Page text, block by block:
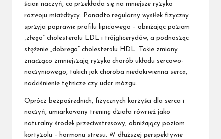
ścian naczyń, co przekłada się na mniejsze ryzyko
rozwoju miażdżycy. Ponadto regularny wysiłek fizyczny
sprzyja poprawie profilu lipidowego – obniżając poziom
„złego” cholesterolu LDL i trójglicerydów, a podnosząc
stężenie „dobrego” cholesterolu HDL. Takie zmiany
znacząco zmniejszają ryzyko chorób układu sercowo-
naczyniowego, takich jak choroba niedokrwienna serca,
nadciśnienie tętnicze czy udar mózgu.
Oprócz bezpośrednich, fizycznych korzyści dla serca i
naczyń, umiarkowany trening działa również jako
naturalny środek przeciwstresowy, obniżający poziom
kortyzolu – hormonu stresu. W dłuższej perspektywie